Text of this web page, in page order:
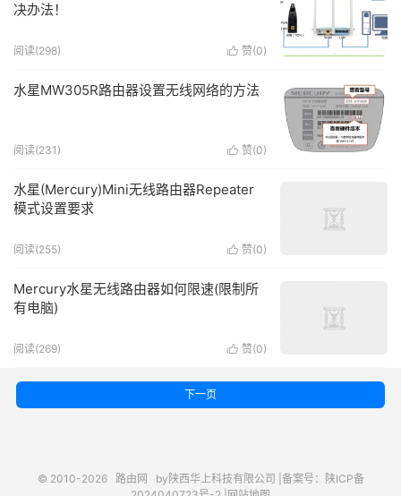
决办法！
 赞(0)
阅读(298)
水星MW305R路由器设置无线网络的方法
 赞(0)
阅读(231)
水星(Mercury)Mini无线路由器Repeater
模式设置要求
 赞(0)
阅读(255)
Mercury水星无线路由器如何限速(限制所
有电脑)
 赞(0)
阅读(269)
下一页
© 2010-2026 路由网 by陕西华上科技有限公司 | 备案号：陕ICP备